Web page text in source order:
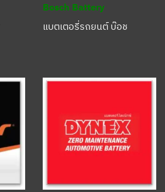
Bosch Battery
แบตเตอรี่รถยนต์ บ๊อช